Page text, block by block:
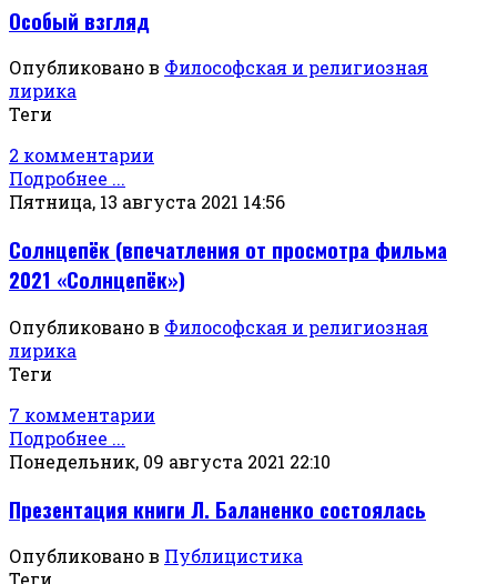
Особый взгляд
Опубликовано в Философская и религиозная
лирика
Теги
2 комментарии
Подробнее ...
Пятница, 13 августа 2021 14:56
Солнцепёк (впечатления от просмотра фильма
2021 «Солнцепёк»)
Опубликовано в Философская и религиозная
лирика
Теги
7 комментарии
Подробнее ...
Понедельник, 09 августа 2021 22:10
Презентация книги Л. Баланенко состоялась
Опубликовано в Публицистика